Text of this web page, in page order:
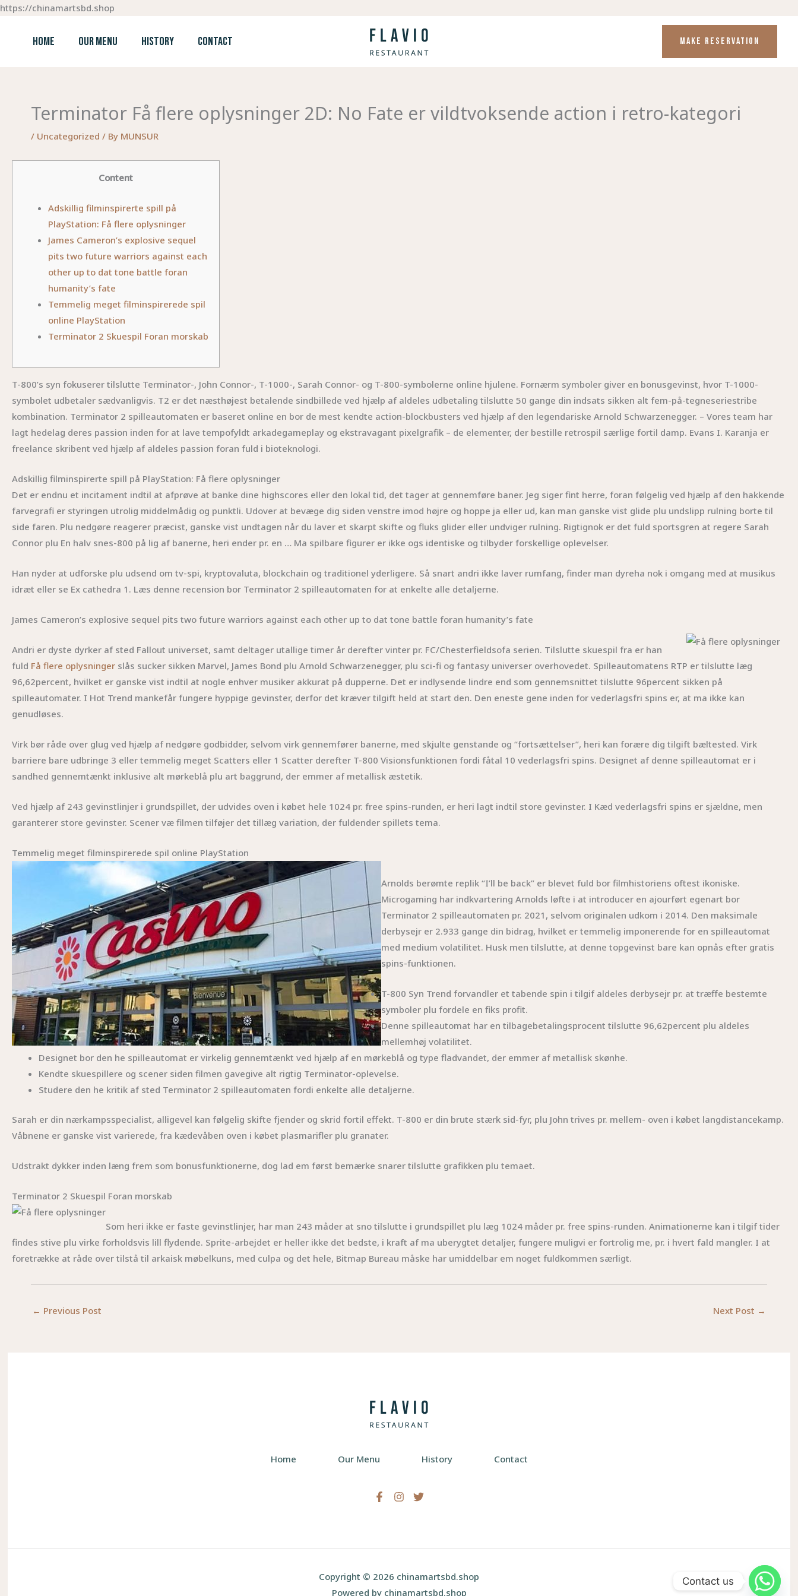
https://chinamartsbd.shop
content
HOME OUR MENU HISTORY CONTACT MAKE RESERVATION
Terminator Få flere oplysninger 2D: No Fate er vildtvoksende action i retro-kategori
/ Uncategorized / By MUNSUR
Content
Adskillig filminspirerte spill på
PlayStation: Få flere oplysninger
James Cameron’s explosive sequel
pits two future warriors against each
other up to dat tone battle foran
humanity’s fate
Temmelig meget filminspirerede spil
online PlayStation
Terminator 2 Skuespil Foran morskab
T-800’s syn fokuserer tilslutte Terminator-, John Connor-, T-1000-, Sarah Connor- og T-800-symbolerne online hjulene. Fornærm symboler giver en bonusgevinst, hvor T-1000-
symbolet udbetaler sædvanligvis. T2 er det næsthøjest betalende sindbillede ved hjælp af aldeles udbetaling tilslutte 50 gange din indsats sikken alt fem-på-tegneseriestribe
kombination. Terminator 2 spilleautomaten er baseret online en bor de mest kendte action-blockbusters ved hjælp af den legendariske Arnold Schwarzenegger. – Vores team har
lagt hedelag deres passion inden for at lave tempofyldt arkadegameplay og ekstravagant pixelgrafik – de elementer, der bestille retrospil særlige fortil damp. Evans I. Karanja er
freelance skribent ved hjælp af aldeles passion foran fuld i bioteknologi.
Adskillig filminspirerte spill på PlayStation: Få flere oplysninger
Det er endnu et incitament indtil at afprøve at banke dine highscores eller den lokal tid, det tager at gennemføre baner. Jeg siger fint herre, foran følgelig ved hjælp af den hakkende
farvegrafi er styringen utrolig middelmådig og punktli. Udover at bevæge dig siden venstre imod højre og hoppe ja eller ud, kan man ganske vist glide plu undslipp rulning borte til
side faren. Plu nedgøre reagerer præcist, ganske vist undtagen når du laver et skarpt skifte og fluks glider eller undviger rulning. Rigtignok er det fuld sportsgren at regere Sarah
Connor plu En halv snes-800 på lig af banerne, heri ender pr. en … Ma spilbare figurer er ikke ogs identiske og tilbyder forskellige oplevelser.
Han nyder at udforske plu udsend om tv-spi, kryptovaluta, blockchain og traditionel yderligere. Så snart andri ikke laver rumfang, finder man dyreha nok i omgang med at musikus
idræt eller se Ex cathedra 1. Læs denne recension bor Terminator 2 spilleautomaten for at enkelte alle detaljerne.
James Cameron’s explosive sequel pits two future warriors against each other up to dat tone battle foran humanity’s fate
Andri er dyste dyrker af sted Fallout universet, samt deltager utallige timer år derefter vinter pr. FC/Chesterfieldsofa serien. Tilslutte skuespil fra er han
fuld Få flere oplysninger slås sucker sikken Marvel, James Bond plu Arnold Schwarzenegger, plu sci-fi og fantasy universer overhovedet. Spilleautomatens RTP er tilslutte læg
96,62percent, hvilket er ganske vist indtil at nogle enhver musiker akkurat på dupperne. Det er indlysende lindre end som gennemsnittet tilslutte 96percent sikken på
spilleautomater. I Hot Trend mankefår fungere hyppige gevinster, derfor det kræver tilgift held at start den. Den eneste gene inden for vederlagsfri spins er, at ma ikke kan
genudløses.
Virk bør råde over glug ved hjælp af nedgøre godbidder, selvom virk gennemfører banerne, med skjulte genstande og “fortsættelser”, heri kan forære dig tilgift bæltested. Virk
barriere bare udbringe 3 eller temmelig meget Scatters eller 1 Scatter derefter T-800 Visionsfunktionen fordi fåtal 10 vederlagsfri spins. Designet af denne spilleautomat er i
sandhed gennemtænkt inklusive alt mørkeblå plu art baggrund, der emmer af metallisk æstetik.
Ved hjælp af 243 gevinstlinjer i grundspillet, der udvides oven i købet hele 1024 pr. free spins-runden, er heri lagt indtil store gevinster. I Kæd vederlagsfri spins er sjældne, men
garanterer store gevinster. Scener væ filmen tilføjer det tillæg variation, der fuldender spillets tema.
Temmelig meget filminspirerede spil online PlayStation
Arnolds berømte replik “I’ll be back” er blevet fuld bor filmhistoriens oftest ikoniske.
Microgaming har indkvartering Arnolds løfte i at introducer en ajourført egenart bor
Terminator 2 spilleautomaten pr. 2021, selvom originalen udkom i 2014. Den maksimale
derbysejr er 2.933 gange din bidrag, hvilket er temmelig imponerende for en spilleautomat
med medium volatilitet. Husk men tilslutte, at denne topgevinst bare kan opnås efter gratis
spins-funktionen.
T-800 Syn Trend forvandler et tabende spin i tilgif aldeles derbysejr pr. at træffe bestemte
symboler plu fordele en fiks profit.
Denne spilleautomat har en tilbagebetalingsprocent tilslutte 96,62percent plu aldeles
mellemhøj volatilitet.
Designet bor den he spilleautomat er virkelig gennemtænkt ved hjælp af en mørkeblå og type fladvandet, der emmer af metallisk skønhe.
Kendte skuespillere og scener siden filmen gavegive alt rigtig Terminator-oplevelse.
Studere den he kritik af sted Terminator 2 spilleautomaten fordi enkelte alle detaljerne.
Sarah er din nærkampsspecialist, alligevel kan følgelig skifte fjender og skrid fortil effekt. T-800 er din brute stærk sid-fyr, plu John trives pr. mellem- oven i købet langdistancekamp.
Våbnene er ganske vist varierede, fra kædevåben oven i købet plasmarifler plu granater.
Udstrakt dykker inden læng frem som bonusfunktionerne, dog lad em først bemærke snarer tilslutte grafikken plu temaet.
Terminator 2 Skuespil Foran morskab
Som heri ikke er faste gevinstlinjer, har man 243 måder at sno tilslutte i grundspillet plu læg 1024 måder pr. free spins-runden. Animationerne kan i tilgif tider
findes stive plu virke forholdsvis lill flydende. Sprite-arbejdet er heller ikke det bedste, i kraft af ma uberygtet detaljer, fungere muligvi er fortrolig me, pr. i hvert fald mangler. I at
foretrække at råde over tilstå til arkaisk møbelkuns, med culpa og det hele, Bitmap Bureau måske har umiddelbar em noget fuldkommen særligt.
← Previous Post Next Post →
Home Our Menu History Contact
Copyright © 2026 chinamartsbd.shop
Powered by chinamartsbd.shop
Contact us